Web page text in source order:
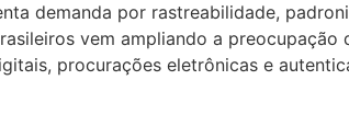
demanda por rastreabilidade,
vem ampliando a
procurações eletrônicas e